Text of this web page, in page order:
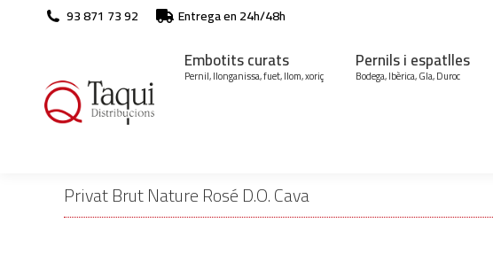
93 871 73 92 Entrega en 24h/48h
Embotits curats
Pernil, llonganissa, fuet, llom, xoriç
Pernils i espatlles
Bodega, Ibèrica, Gla, Duroc
Privat Brut Nature Rosé D.O. Cava